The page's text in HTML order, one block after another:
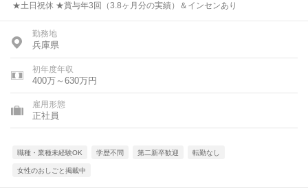
★土日祝休 ★賞与年3回（3.8ヶ月分の実績）＆インセンあり
勤務地
兵庫県
初年度年収
400万～630万円
雇用形態
正社員
職種・業種未経験OK 学歴不問 第二新卒歓迎 転勤なし
女性のおしごと掲載中